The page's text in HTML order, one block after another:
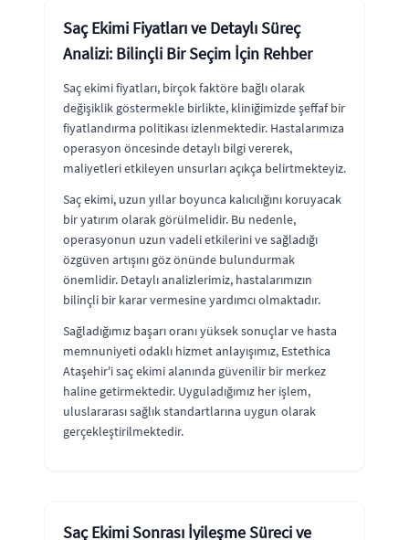
Saç Ekimi Fiyatları ve Detaylı Süreç
Analizi: Bilinçli Bir Seçim İçin Rehber
Saç ekimi fiyatları, birçok faktöre bağlı olarak
değişiklik göstermekle birlikte, kliniğimizde şeffaf bir
fiyatlandırma politikası izlenmektedir. Hastalarımıza
operasyon öncesinde detaylı bilgi vererek,
maliyetleri etkileyen unsurları açıkça belirtmekteyiz.
Saç ekimi, uzun yıllar boyunca kalıcılığını koruyacak
bir yatırım olarak görülmelidir. Bu nedenle,
operasyonun uzun vadeli etkilerini ve sağladığı
özgüven artışını göz önünde bulundurmak
önemlidir. Detaylı analizlerimiz, hastalarımızın
bilinçli bir karar vermesine yardımcı olmaktadır.
Sağladığımız başarı oranı yüksek sonuçlar ve hasta
memnuniyeti odaklı hizmet anlayışımız, Estethica
Ataşehir'i saç ekimi alanında güvenilir bir merkez
haline getirmektedir. Uyguladığımız her işlem,
uluslararası sağlık standartlarına uygun olarak
gerçekleştirilmektedir.
Saç Ekimi Sonrası İyileşme Süreci ve